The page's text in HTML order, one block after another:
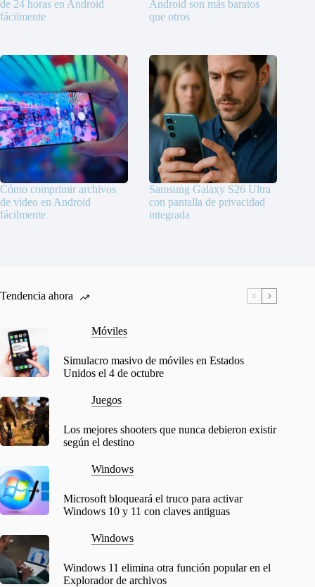
de 24 horas en Android
fácilmente
Android son más baratos
que otros
Cómo comprimir archivos
de video en Android
fácilmente
Samsung Galaxy S26 Ultra
con pantalla de privacidad
integrada
Tendencia ahora
Móviles
Simulacro masivo de móviles en Estados
Unidos el 4 de octubre
Juegos
Los mejores shooters que nunca debieron existir
según el destino
Windows
Microsoft bloqueará el truco para activar
Windows 10 y 11 con claves antiguas
Windows
Windows 11 elimina otra función popular en el
Explorador de archivos